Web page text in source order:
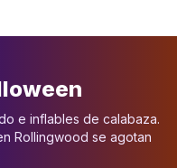
e inflables de calabaza.
Rollingwood se agotan